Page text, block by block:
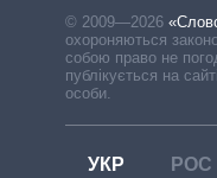
© 2009—2026
охороняються
собою право не
публікується на
особи.
УКР РОС